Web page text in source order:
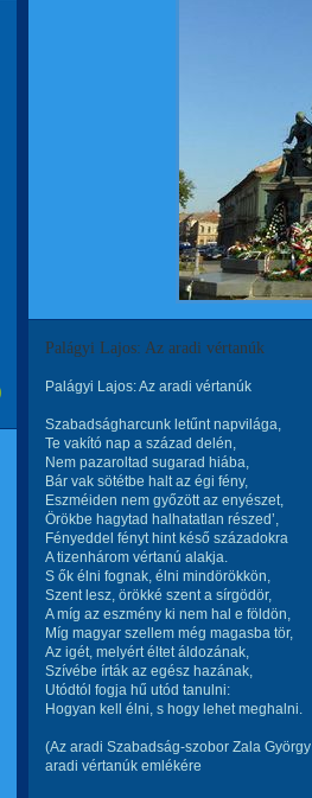
Palágyi Lajos: Az aradi vértanúk
Palágyi Lajos: Az aradi vértanúk
Szabadságharcunk letűnt napvilága,
Te vakító nap a század delén,
Nem pazaroltad sugarad hiába,
Bár vak sötétbe halt az égi fény,
Eszméiden nem győzött az enyészet,
Örökbe hagytad halhatatlan részed’,
Fényeddel fényt hint késő századokra
A tizenhárom vértanú alakja.
S ők élni fognak, élni mindörökkön,
Szent lesz, örökké szent a sírgödör,
A míg az eszmény ki nem hal e földön,
Míg magyar szellem még magasba tör,
Az igét, melyért éltet áldozának,
Szívébe írták az egész hazának,
Utódtól fogja hű utód tanulni:
Hogyan kell élni, s hogy lehet meghalni.
(Az aradi Szabadság-szobor Zala
aradi vértanúk emlékére